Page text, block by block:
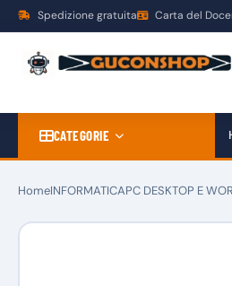
Spedizione gratuita Carta del
CATEGORIE
HomeINFORMATICAPC DESKTOP E